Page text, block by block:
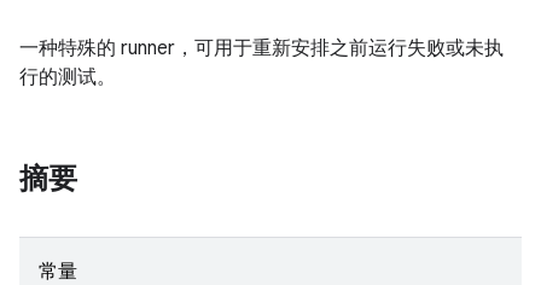
一种特殊的 runner，可用于重新安排之前运行失败或未执
行的测试。
摘要
常量